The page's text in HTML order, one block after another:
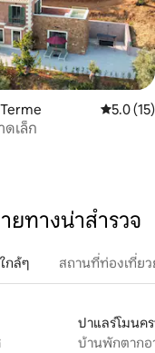
คะแนนเ
5.0 (15)
เล็ก
ยทางน่าสำรวจ
กล้ๆ สถานที่ท่องเที่ย
ปาแลร์โมนค
บ้านพักตากอ